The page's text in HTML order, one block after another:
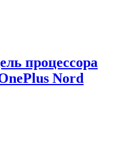
процессора
Nord